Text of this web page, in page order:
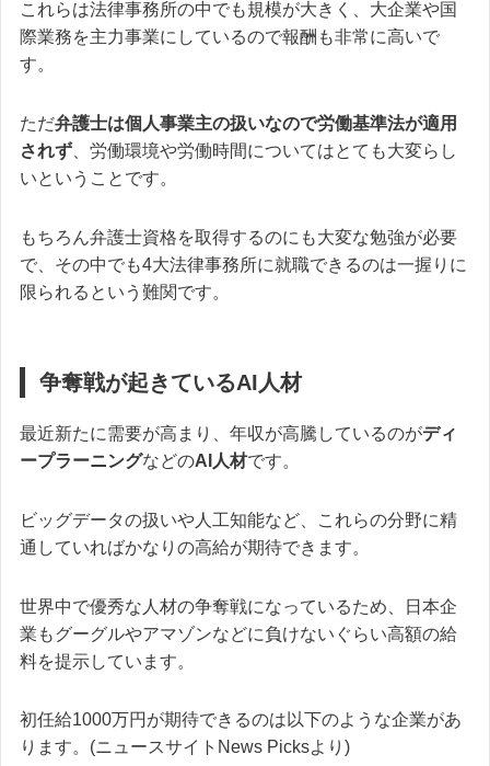
これらは法律事務所の中でも規模が大きく、大企業や国
際業務を主力事業にしているので報酬も非常に高いで
す。
ただ弁護士は個人事業主の扱いなので労働基準法が適用
されず 、労働環境や労働時間についてはとても大変らし
いということです。
もちろん弁護士資格を取得するのにも大変な勉強が必要
で、その中でも4大法律事務所に就職できるのは一握りに
限られるという難関です。
争奪戦が起きているAI人材
最近新たに需要が高まり、年収が高騰しているのがディ
ープラーニングなどのAI人材です。
ビッグデータの扱いや人工知能など、これらの分野に精
通していればかなりの高給が期待できます。
世界中で優秀な人材の争奪戦になっているため、日本企
業もグーグルやアマゾンなどに負けないぐらい高額の給
料を提示しています。
初任給1000万円が期待できるのは以下のような企業があ
ります。(ニュースサイトNews Picksより)